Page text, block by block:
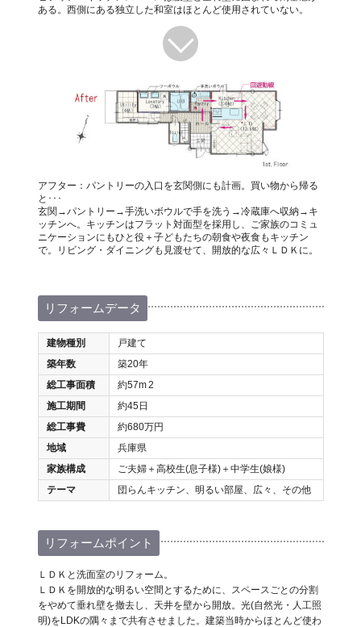
ある。西側にある独立した和室はほとんど使用されていない。
アフター：パントリーの入口を玄関側にも計画。買い物から帰る
と･･･
玄関→パントリー→手洗いボウルで手を洗う→冷蔵庫へ収納→キ
ッチンへ。キッチンはフラット対面型を採用し、ご家族のコミュ
ニケーションにもひと役＋子どもたちの朝食や夜食もキッチン
で。リビング・ダイニングも見渡せて、開放的な広々ＬＤＫに。
リフォームデータ
建物種別
戸建て
築年数
築20年
総工事面積
約57m2
施工期間
約45日
総工事費
約680万円
地域
兵庫県
家族構成
ご夫婦＋高校生(息子様)＋中学生(娘様)
テーマ
団らんキッチン、明るい部屋、広々、その他
リフォームポイント
ＬＤＫと洗面室のリフォーム。
ＬＤＫを開放的な明るい空間とするために、スペースごとの分割
をやめて垂れ壁を撤去し、天井を壁から開放。光(自然光・人工照
明)をLDKの隅々まで共有させました。建築当時からほとんど使わ